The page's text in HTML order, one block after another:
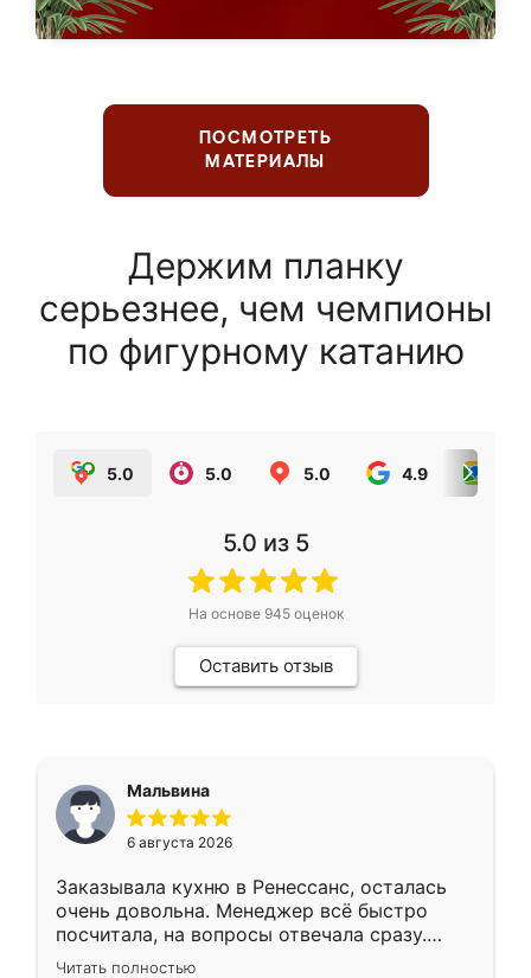
ПОСМОТРЕТЬ
МАТЕРИАЛЫ
Держим планку
серьезнее, чем чемпионы
по фигурному катанию
5.0 5.0 5.0 4.9
5.0 из 5
На основе 945оценок
Оставить отзыв
Мальвина
6 августа 2026
Заказывала кухню в Ренессанс, осталась
очень довольна. Менеджер всё быстро
посчитала, на вопросы отвечала сразу.
Замерщик приехал в субботу, подошёл к
Читать полностью